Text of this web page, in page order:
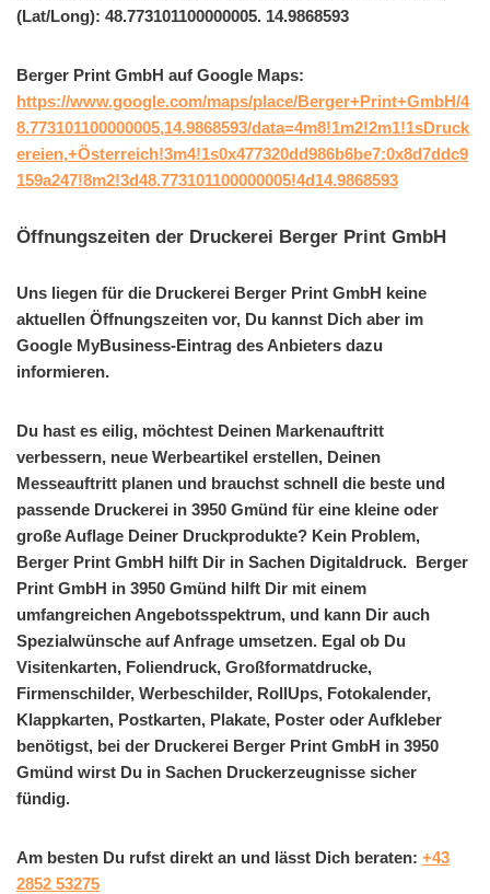
(Lat/Long): 48.773101100000005. 14.9868593
Berger Print GmbH auf Google Maps:
https://www.google.com/maps/place/Berger+Print+GmbH/4
8.773101100000005,14.9868593/data=4m8!1m2!2m1!1sDruck
ereien,+Österreich!3m4!1s0x477320dd986b6be7:0x8d7ddc9
159a247!8m2!3d48.773101100000005!4d14.9868593
Öffnungszeiten der Druckerei Berger Print GmbH
Uns liegen für die Druckerei Berger Print GmbH keine
aktuellen Öffnungszeiten vor, Du kannst Dich aber im
Google MyBusiness-Eintrag des Anbieters dazu
informieren.
Du hast es eilig, möchtest Deinen Markenauftritt
verbessern, neue Werbeartikel erstellen, Deinen
Messeauftritt planen und brauchst schnell die beste und
passende Druckerei in 3950 Gmünd für eine kleine oder
große Auflage Deiner Druckprodukte? Kein Problem,
Berger Print GmbH hilft Dir in Sachen Digitaldruck. Berger
Print GmbH in 3950 Gmünd hilft Dir mit einem
umfangreichen Angebotsspektrum, und kann Dir auch
Spezialwünsche auf Anfrage umsetzen. Egal ob Du
Visitenkarten, Foliendruck, Großformatdrucke,
Firmenschilder, Werbeschilder, RollUps, Fotokalender,
Klappkarten, Postkarten, Plakate, Poster oder Aufkleber
benötigst, bei der Druckerei Berger Print GmbH in 3950
Gmünd wirst Du in Sachen Druckerzeugnisse sicher
fündig.
Am besten Du rufst direkt an und lässt Dich beraten: +43
2852 53275